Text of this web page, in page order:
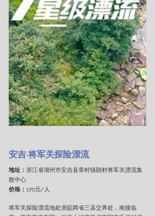
安吉·将军关探险漂流
地址： 浙江省湖州市安吉县章村镇朗村将军关漂流集
散中心
价格： 170元/人
将军关探险漂流地处浙皖两省三县交界处，南接临